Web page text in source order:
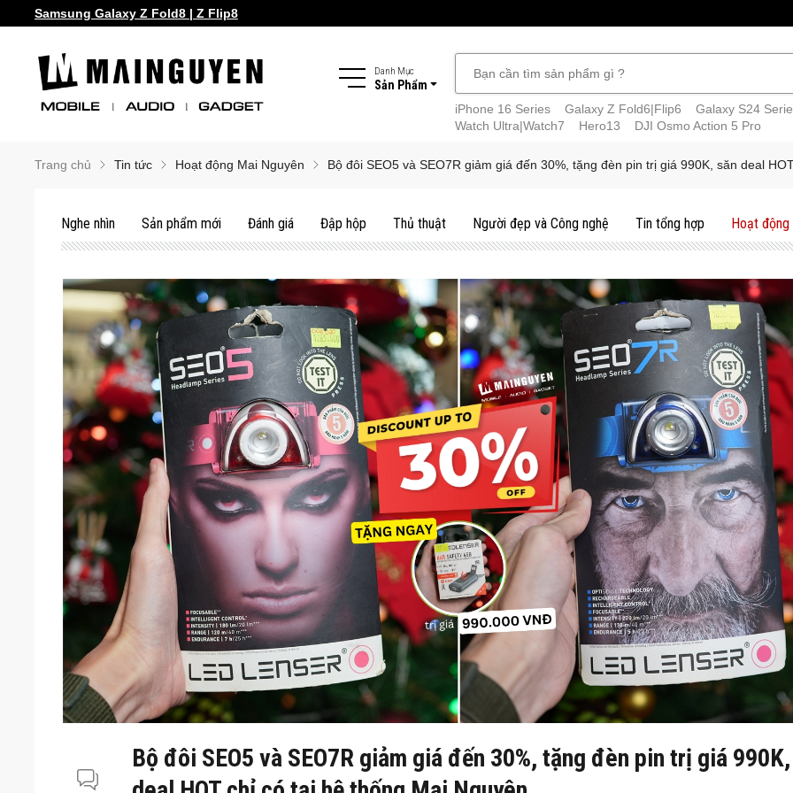
Samsung Galaxy S26 series!
Samsung Galaxy Z Fold8 | Z Flip8
Danh Mục
Sản Phẩm
iPhone 16 Series
Galaxy Z Fold6|Flip6
Galaxy S24
Watch Ultra|Watch7
Hero13 DJI Osmo Action 5 Pro
Trang chủ Tin tức Hoạt động Mai Nguyên Bộ đôi SEO5 và SEO7R giảm giá đến 30%, tặng đèn pin trị giá 990K, săn deal
Nghe nhìn Sản phẩm mới Đánh giá Đập hộp Thủ thuật Người đẹp và Công nghệ Tin tổng hợp Hoạt động
Bộ đôi SEO5 và SEO7R giảm giá đến 30%, tặng đèn pin trị giá